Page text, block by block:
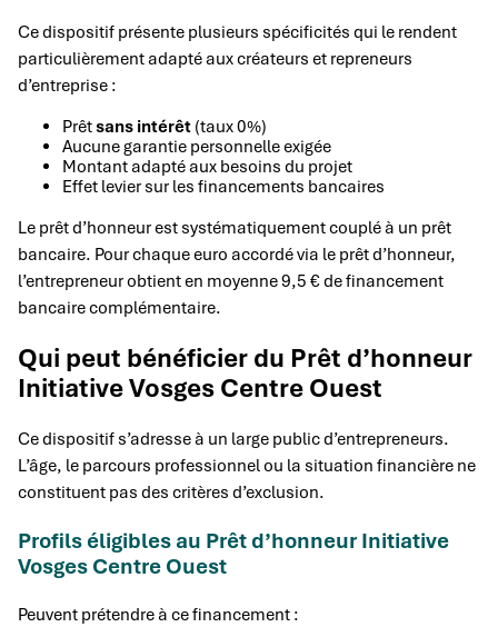
Ce dispositif présente plusieurs spécificités qui le rendent
particulièrement adapté aux créateurs et repreneurs
d’entreprise :
Prêtsans intérêt (taux 0%)
Aucune garantie personnelle exigée
Montant adapté aux besoins du projet
Effet levier sur les financements bancaires
Le prêt d’honneur est systématiquement couplé à un prêt
bancaire. Pour chaque euro accordé via le prêt d’honneur,
l’entrepreneur obtient en moyenne 9,5 € de financement
bancaire complémentaire.
Qui peut bénéficier du Prêt d’honneur
Initiative Vosges Centre Ouest
Ce dispositif s’adresse à un large public d’entrepreneurs.
L’âge, le parcours professionnel ou la situation financière ne
constituent pas des critères d’exclusion.
Profils éligibles au Prêt d’honneur Initiative
Vosges Centre Ouest
Peuvent prétendre à ce financement :